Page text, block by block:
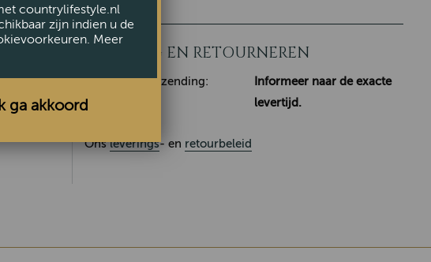
LEVERING EN RETOURNEREN
Klaar voor verzending:
Informeer naar de exacte
levertijd.
Onsleverings- en retourbeleid
countrylifestyle.nl
zijn indien u de
Meer
ga akkoord